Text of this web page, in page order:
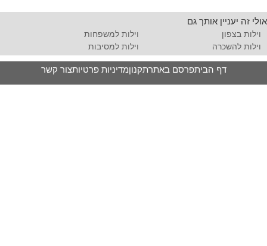
אולי זה יעניין אותך גם
וילות בצפון
וילות למשפחות
וילות להשכרה
וילות למסיבות
דף הביתפרסם באתרתקנוןמדיניות פרטיותצור קשר